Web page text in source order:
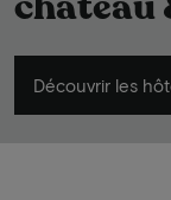
Découvrir les